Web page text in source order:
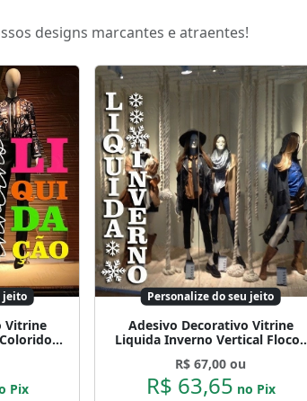
designs marcantes e atraentes!
jeito
Vitrine
Pix
Personalize do seu jeito
Adesivo Decorativo Vitrine
Liquida Inverno Vertical Flocos
R$ 67,00 ou
R$ 63,65 no Pix